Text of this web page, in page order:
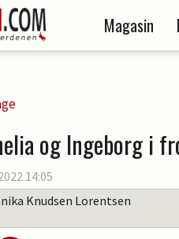
Magasin
og Ingeborg i
14:05
Knudsen Lorentsen